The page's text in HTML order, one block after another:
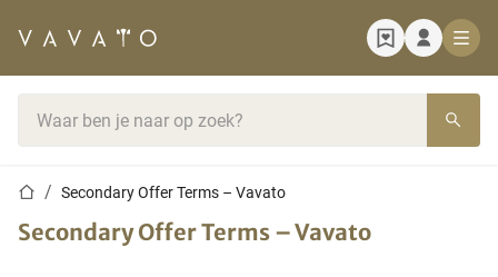
StartpaginaSecondary Offer Terms – Vavato
Secondary Offer Terms – Vavato